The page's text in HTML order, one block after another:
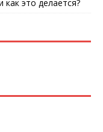
как это делается?